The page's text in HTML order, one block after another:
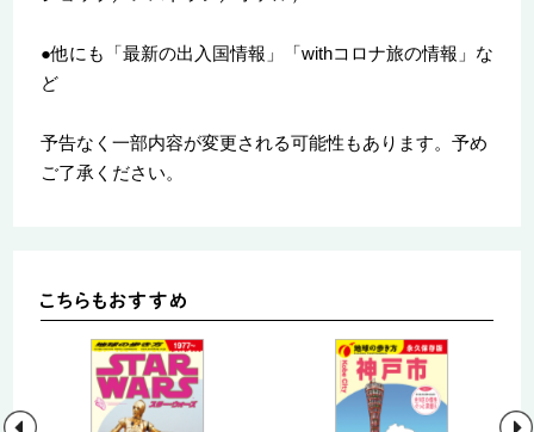
●他にも「最新の出入国情報」「withコロナ旅の情報」な
ど
予告なく一部内容が変更される可能性もあります。予め
ご了承ください。